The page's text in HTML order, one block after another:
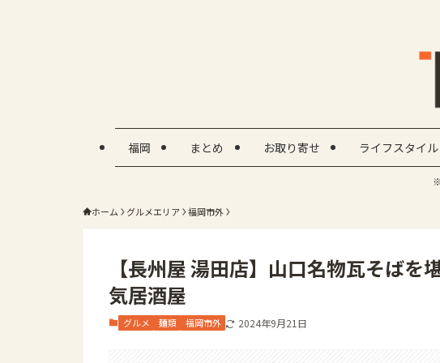
福岡 まとめ お取り寄せ ライフスタイル
ホーム グルメエリア 福岡市外
【長州屋 湯田店】山口名物瓦そば
気居酒屋
グルメ 麺類 福岡市外 2024年9月21日